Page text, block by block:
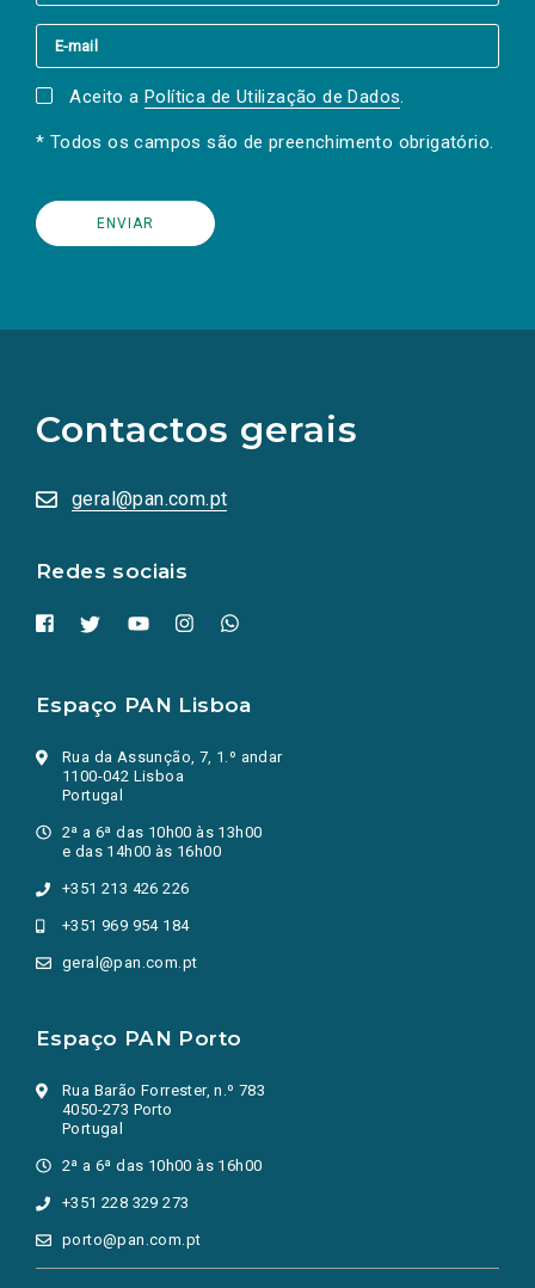
Aceito a Política de Utilização de Dados.
* Todos os campos são de preenchimento obrigatório.
Contactos gerais
geral@pan.com.pt
Redes sociais
redes
sociais
numa
nova
Espaço PAN Lisboa
Rua da Assunção, 7, 1.º andar
1100-042 Lisboa
Portugal
2ª a 6ª das 10h00 às 13h00
e das 14h00 às 16h00
+351 213 426 226
+351 969 954 184
geral@pan.com.pt
Espaço PAN Porto
Rua Barão Forrester, n.º 783
4050-273 Porto
Portugal
2ª a 6ª das 10h00 às 16h00
+351 228 329 273
porto@pan.com.pt